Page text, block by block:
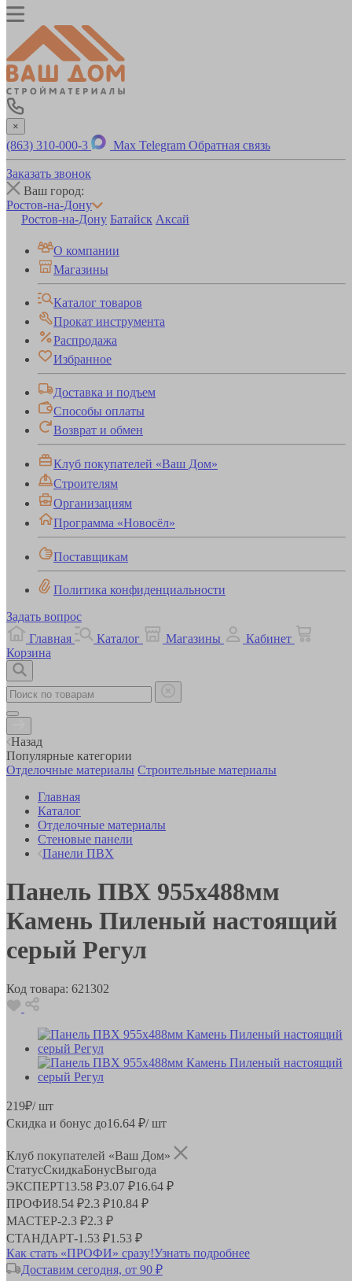
×
(863) 310-000-3 Max Telegram Обратная связь
Заказать звонок
Ваш город:
Ростов-на-Дону
Ростов-на-Дону Батайск Аксай
О компании
Магазины
Каталог товаров
Прокат инструмента
Распродажа
Избранное
Доставка и подъем
Способы оплаты
Возврат и обмен
Клуб покупателей «Ваш Дом»
Строителям
Организациям
Программа «Новосёл»
Поставщикам
Политика конфиденциальности
Задать вопрос
Главная
Каталог Магазины
Кабинет
Корзина
Назад
Популярные категории
Отделочные материалы Строительные материалы
Главная
Каталог
Отделочные материалы
Стеновые панели
Панели ПВХ
Панель ПВХ 955х488мм
Камень Пиленый настоящий
серый Регул
Код товара: 621302
219₽/ шт
Скидка и бонус до16.64 ₽/ шт
Клуб покупателей «Ваш Дом»
СтатусСкидкаБонусВыгода
ЭКСПЕРТ13.58 ₽3.07 ₽16.64 ₽
ПРОФИ8.54 ₽2.3 ₽10.84 ₽
МАСТЕР-2.3 ₽2.3 ₽
СТАНДАРТ-1.53 ₽1.53 ₽
Как стать «ПРОФИ» сразу!Узнать подробнее
Доставим сегодня, от 90 ₽